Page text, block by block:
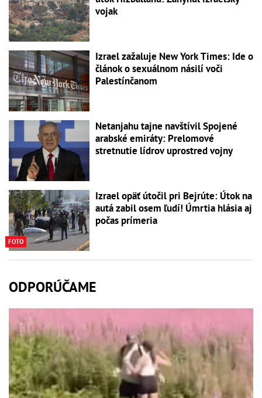
vojak
Izrael zažaluje New York Times: Ide o
článok o sexuálnom násilí voči
Palestínčanom
Netanjahu tajne navštívil Spojené
arabské emiráty: Prelomové
stretnutie lídrov uprostred vojny
FOTO
Izrael opäť útočil pri Bejrúte: Útok na
autá zabil osem ľudí! Úmrtia hlásia aj
počas prímeria
ODPORÚČAME